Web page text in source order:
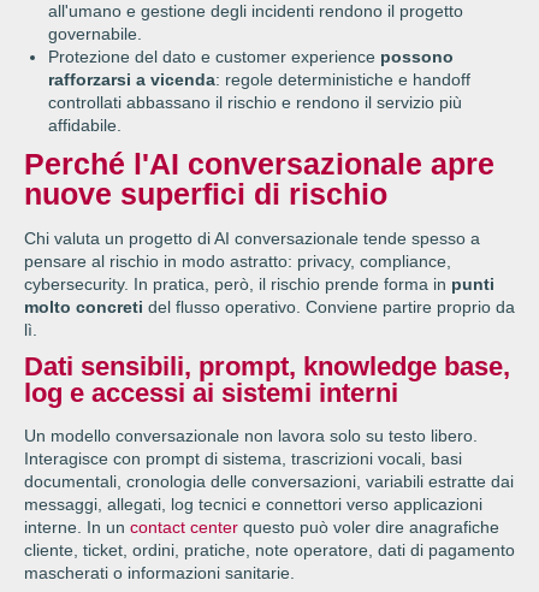
all'umano e gestione degli incidenti rendono il progetto
governabile.
Protezione del dato e customer experience possono
rafforzarsi a vicenda: regole deterministiche e handoff
controllati abbassano il rischio e rendono il servizio più
affidabile.
Perché l'AI conversazionale apre
nuove superfici di rischio
Chi valuta un progetto di AI conversazionale tende spesso a
pensare al rischio in modo astratto: privacy, compliance,
cybersecurity. In pratica, però, il rischio prende forma in punti
molto concreti del flusso operativo. Conviene partire proprio da
lì.
Dati sensibili, prompt, knowledge base,
log e accessi ai sistemi interni
Un modello conversazionale non lavora solo su testo libero.
Interagisce con prompt di sistema, trascrizioni vocali, basi
documentali, cronologia delle conversazioni, variabili estratte dai
messaggi, allegati, log tecnici e connettori verso applicazioni
interne. In un contact center questo può voler dire anagrafiche
cliente, ticket, ordini, pratiche, note operatore, dati di pagamento
mascherati o informazioni sanitarie.